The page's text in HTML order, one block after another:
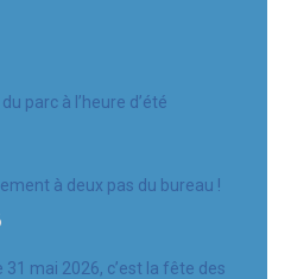
du parc à l’heure d’été
à deux pas du bureau !
31 mai 2026, c’est la fête des